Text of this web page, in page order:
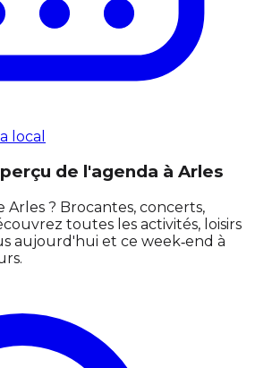
local
de l'agenda à Arles
? Brocantes, concerts,
toutes les activités, loisirs
aujourd'hui et ce week‑end à